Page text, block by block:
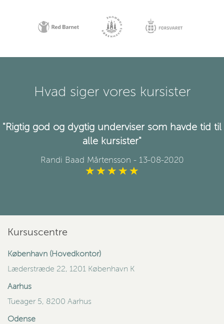
Hvad siger vores kursister
"Rigtig god og dygtig underviser som havde tid til
alle kursister"
Randi Baad Mårtensson - 13-08-2020
Kursuscentre
København (Hovedkontor)
Læderstræde 22, 1201 København K
Aarhus
Tueager 5, 8200 Aarhus
Odense